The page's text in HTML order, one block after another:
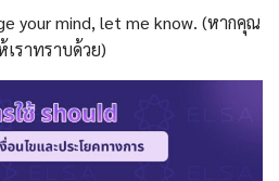
your mind, let me know. (หากคุณ
เราทราบด้วย)